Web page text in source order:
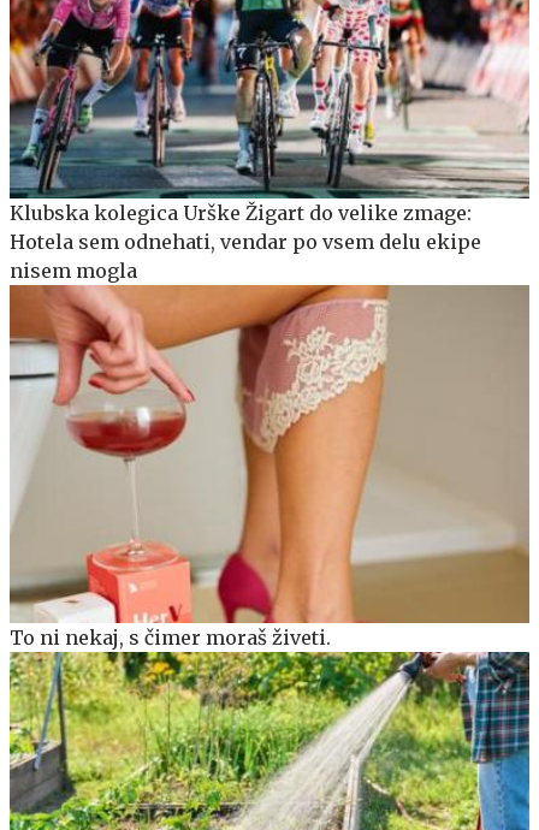
Klubska kolegica Urške Žigart do velike zmage:
Hotela sem odnehati, vendar po vsem delu ekipe
nisem mogla
To ni nekaj, s čimer moraš živeti.